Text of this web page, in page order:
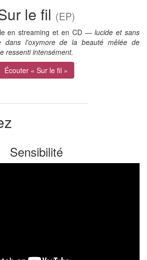
le fil (EP)
en streaming et en CD —lucide et sans
dans l'oxymore de la beauté mêlée de
ressenti intensément.
Écouter « Sur le fil »
Sensibilité